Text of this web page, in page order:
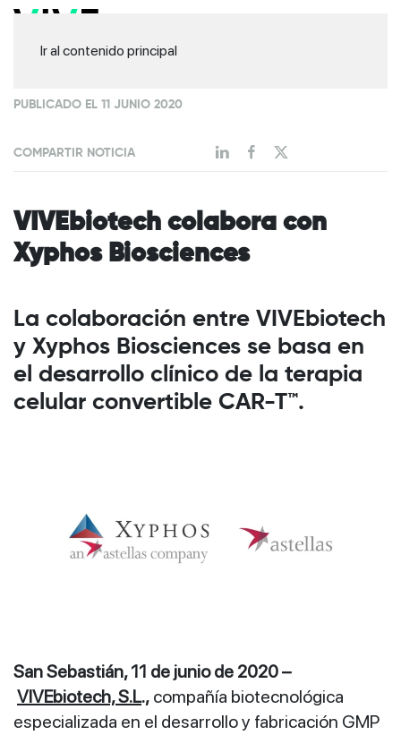
Ir al contenido principal
PUBLICADO EL 11 JUNIO 2020
COMPARTIR NOTICIA
VIVEbiotech colabora con
Xyphos Biosciences
La colaboración entre VIVEbiotech
y Xyphos Biosciences se basa en
el desarrollo clínico de la terapia
celular convertible CAR-T™.
San Sebastián, 11 de junio de 2020 –
VIVEbiotech, S.L., compañía biotecnológica
especializada en el desarrollo y fabricación GMP